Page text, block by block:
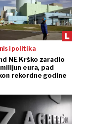
i politika
NE Krško zaradio
eura, pad
rekordne godine